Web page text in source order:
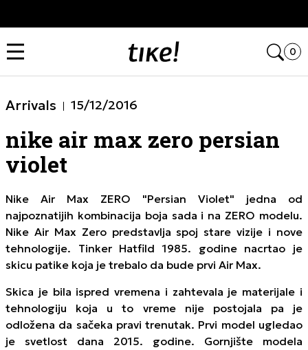
0
Arrivals 15/12/2016
nike air max zero persian
violet
Nike Air Max ZERO "Persian Violet" jedna od
najpoznatijih kombinacija boja sada i na ZERO modelu.
Nike Air Max Zero predstavlja spoj stare vizije i nove
tehnologije. Tinker Hatfild 1985. godine nacrtao je
skicu patike koja je trebalo da bude prvi Air Max.
Skica je bila ispred vremena i zahtevala je materijale i
tehnologiju koja u to vreme nije postojala pa je
odložena da sačeka pravi trenutak. Prvi model ugledao
je svetlost dana 2015. godine. Gornjište modela